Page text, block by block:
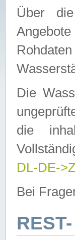
Über
Die
die
DL-DE-
Bei